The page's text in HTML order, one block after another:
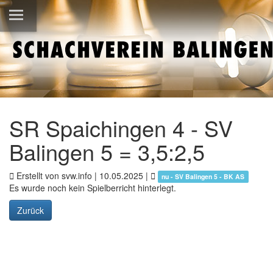
SR Spaichingen 4 - SV
Balingen 5 = 3,5:2,5
Erstellt von svw.info | 10.05.2025 | nu - SV Balingen 5 - BK AS
Es wurde noch kein Spielberricht hinterlegt.
Zurück